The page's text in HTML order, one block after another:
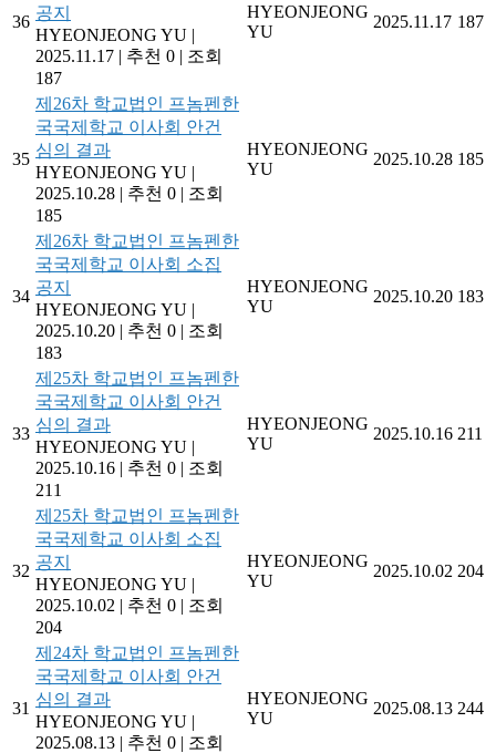
36 공지
HYEONJEONG YU |
2025.11.17 | 추천 0 | 조회
187
HYEONJEONG
YU
2025.11.17 187
35
제26차 학교법인 프놈펜한
국국제학교 이사회 안건
심의 결과
HYEONJEONG YU |
2025.10.28 | 추천 0 | 조회
185
HYEONJEONG
YU
2025.10.28 185
34
제26차 학교법인 프놈펜한
국국제학교 이사회 소집
공지
HYEONJEONG YU |
2025.10.20 | 추천 0 | 조회
183
HYEONJEONG
YU
2025.10.20 183
33
제25차 학교법인 프놈펜한
국국제학교 이사회 안건
심의 결과
HYEONJEONG YU |
2025.10.16 | 추천 0 | 조회
211
HYEONJEONG
YU
2025.10.16 211
32
제25차 학교법인 프놈펜한
국국제학교 이사회 소집
공지
HYEONJEONG YU |
2025.10.02 | 추천 0 | 조회
204
HYEONJEONG
YU
2025.10.02 204
31
제24차 학교법인 프놈펜한
국국제학교 이사회 안건
심의 결과
HYEONJEONG YU |
2025.08.13 | 추천 0 | 조회
HYEONJEONG
YU
2025.08.13 244